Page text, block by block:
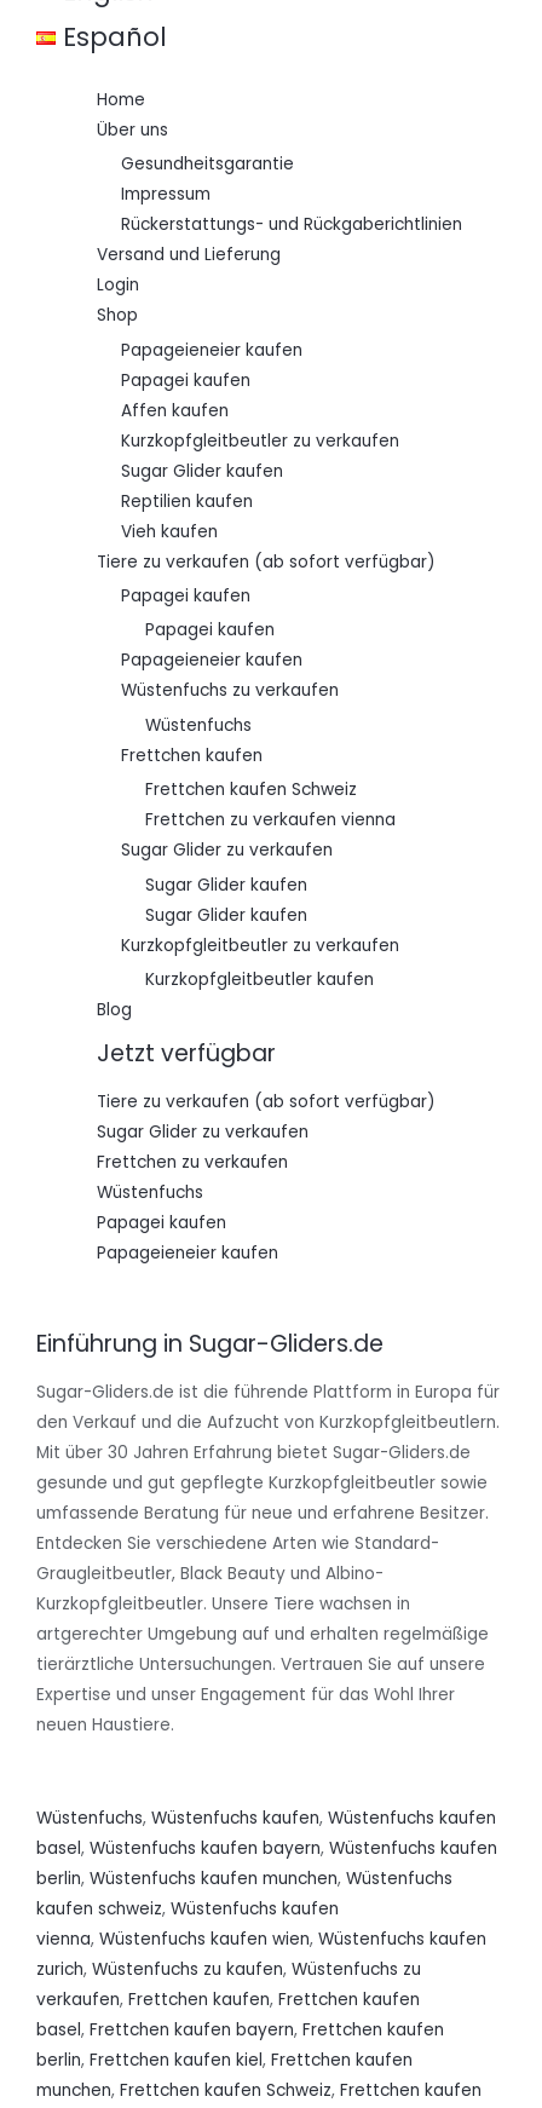
a
€
6
5
.
Español
Home
Über uns
Gesundheitsgarantie
Impressum
Rückerstattungs- und Rückgaberichtlinien
Versand und Lieferung
Login
Shop
Papageieneier kaufen
Papagei kaufen
Affen kaufen
Kurzkopfgleitbeutler zu verkaufen
Sugar Glider kaufen
Reptilien kaufen
Vieh kaufen
Tiere zu verkaufen (ab sofort verfügbar)
Papagei kaufen
Papagei kaufen
Papageieneier kaufen
Wüstenfuchs zu verkaufen
Wüstenfuchs
Frettchen kaufen
Frettchen kaufen Schweiz
Frettchen zu verkaufen vienna
Sugar Glider zu verkaufen
Sugar Glider kaufen
Sugar Glider kaufen
Kurzkopfgleitbeutler zu verkaufen
Kurzkopfgleitbeutler kaufen
Blog
Jetzt verfügbar
Tiere zu verkaufen (ab sofort verfügbar)
Sugar Glider zu verkaufen
Frettchen zu verkaufen
Wüstenfuchs
Papagei kaufen
Papageieneier kaufen
Einführung in Sugar-Gliders.de
Sugar-Gliders.de ist die führende Plattform in Europa für
den Verkauf und die Aufzucht von Kurzkopfgleitbeutlern.
Mit über 30 Jahren Erfahrung bietet Sugar-Gliders.de
gesunde und gut gepflegte Kurzkopfgleitbeutler sowie
umfassende Beratung für neue und erfahrene Besitzer.
Entdecken Sie verschiedene Arten wie Standard-
Graugleitbeutler, Black Beauty und Albino-
Kurzkopfgleitbeutler. Unsere Tiere wachsen in
artgerechter Umgebung auf und erhalten regelmäßige
tierärztliche Untersuchungen. Vertrauen Sie auf unsere
Expertise und unser Engagement für das Wohl Ihrer
neuen Haustiere.
Wüstenfuchs, Wüstenfuchs kaufen, Wüstenfuchs kaufen
basel, Wüstenfuchs kaufen bayern, Wüstenfuchs kaufen
berlin, Wüstenfuchs kaufen munchen, Wüstenfuchs
kaufen schweiz, Wüstenfuchs kaufen
vienna, Wüstenfuchs kaufen wien, Wüstenfuchs kaufen
zurich, Wüstenfuchs zu kaufen, Wüstenfuchs zu
verkaufen, Frettchen kaufen, Frettchen kaufen
basel, Frettchen kaufen bayern, Frettchen kaufen
berlin, Frettchen kaufen kiel, Frettchen kaufen
munchen, Frettchen kaufen Schweiz, Frettchen kaufen